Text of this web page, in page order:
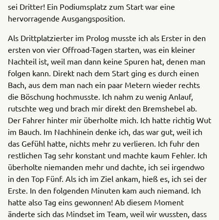
sei Dritter! Ein Podiumsplatz zum Start war eine
hervorragende Ausgangsposition.
Als Drittplatzierter im Prolog musste ich als Erster in den
ersten von vier Offroad-Tagen starten, was ein kleiner
Nachteil ist, weil man dann keine Spuren hat, denen man
folgen kann. Direkt nach dem Start ging es durch einen
Bach, aus dem man nach ein paar Metern wieder rechts
die Böschung hochmusste. Ich nahm zu wenig Anlauf,
rutschte weg und brach mir direkt den Bremshebel ab.
Der Fahrer hinter mir überholte mich. Ich hatte richtig Wut
im Bauch. Im Nachhinein denke ich, das war gut, weil ich
das Gefühl hatte, nichts mehr zu verlieren. Ich fuhr den
restlichen Tag sehr konstant und machte kaum Fehler. Ich
überholte niemanden mehr und dachte, ich sei irgendwo
in den Top Fünf. Als ich im Ziel ankam, hieß es, ich sei der
Erste. In den folgenden Minuten kam auch niemand. Ich
hatte also Tag eins gewonnen! Ab diesem Moment
änderte sich das Mindset im Team, weil wir wussten, dass